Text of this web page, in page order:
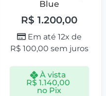
Blue
R$ 1.200,00
Em até 12x de
R$ 100,00 sem juros
À vista
R$ 1.140,00
no Pix